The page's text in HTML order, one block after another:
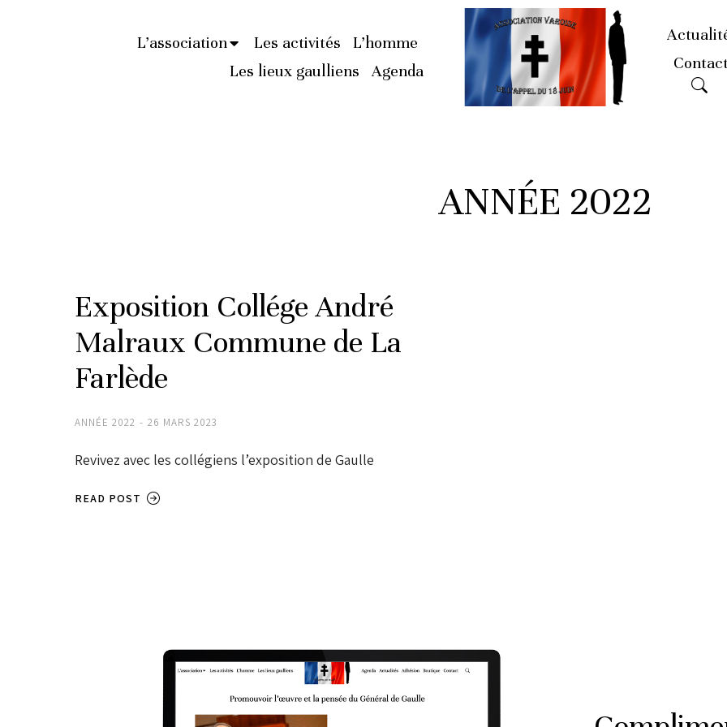
L’association Les activités
L’homme
Les lieux gaulliens
Agenda
ANNÉE 2022
Exposition Collége André
Malraux Commune de La
Farlède
ANNÉE 2022 26 MARS 2023
Revivez avec les collégiens l’exposition de Gaulle
READ POST